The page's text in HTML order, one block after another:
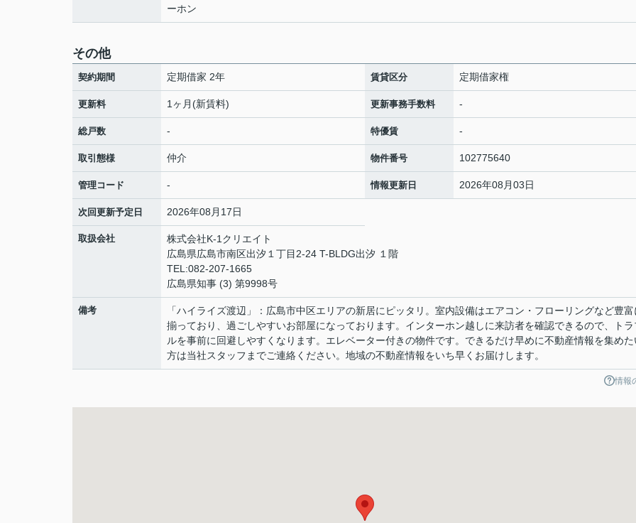
ーホン
その他
契約期間 定期借家 2年 賃貸区分 定期借家権
更新料 1ヶ月(新賃料) 更新事務手数料 -
総戸数 - 特優賃 -
取引態様 仲介 物件番号 102775640
管理コード - 情報更新日 2026年08月03日
次回更新予定日 2026年08月17日
取扱会社
株式会社K-1クリエイト
広島県広島市南区出汐１丁目2-24 T-BLDG出汐 １階
TEL:082-207-1665
広島県知事 (3) 第9998号
備考
「ハイライズ渡辺」：広島市中区エリアの新居にピッタリ。室内設備はエアコン・フローリングなど豊富
揃っており、過ごしやすいお部屋になっております。インターホン越しに来訪者を確認できるので、トラ
ルを事前に回避しやすくなります。エレベーター付きの物件です。できるだけ早めに不動産情報を集めた
方は当社スタッフまでご連絡ください。地域の不動産情報をいち早くお届けします。
情報